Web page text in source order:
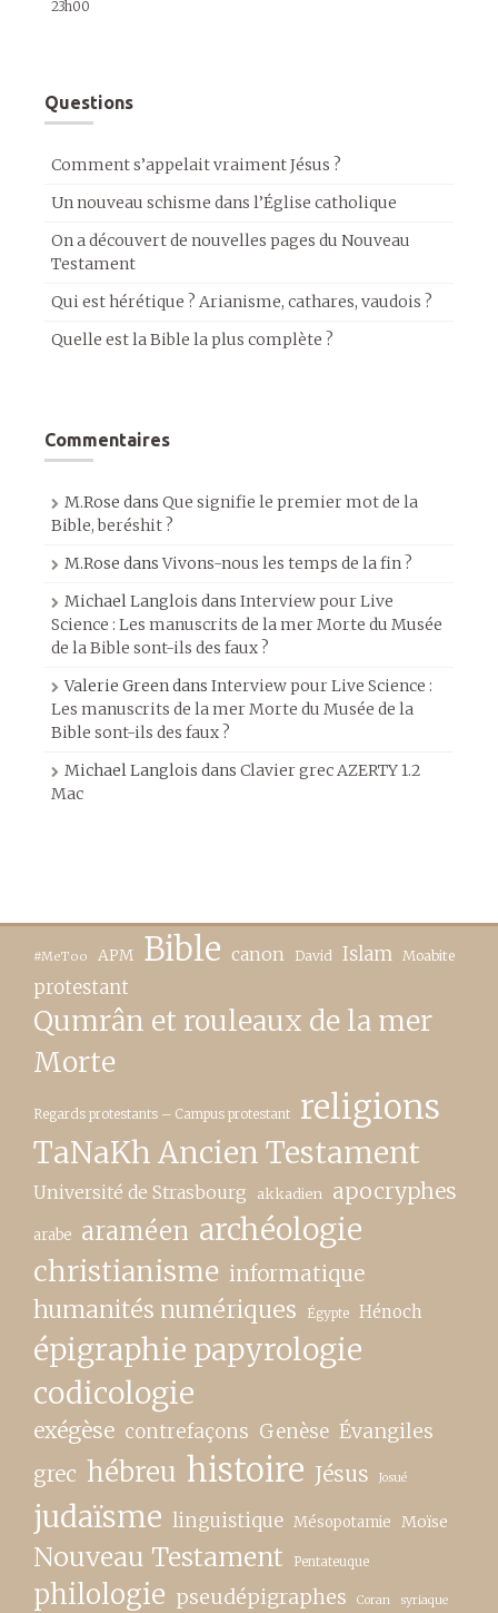
23h00
Questions
Comment s’appelait vraiment Jésus ?
Un nouveau schisme dans l’Église catholique
On a découvert de nouvelles pages du Nouveau
Testament
Qui est hérétique ? Arianisme, cathares, vaudois ?
Quelle est la Bible la plus complète ?
Commentaires
M.Rose dans Que signifie le premier mot de la
Bible, beréshit ?
M.Rose dansVivons-nous les temps de la fin ?
Michael Langlois dans Interview pour Live
Science : Les manuscrits de la mer Morte du Musée
de la Bible sont-ils des faux ?
Valerie Greendans Interview pour Live Science :
Les manuscrits de la mer Morte du Musée de la
Bible sont-ils des faux ?
Michael Langlois dans Clavier grec AZERTY 1.2
Mac
#MeToo APM Bible canon David Islam Moabite
protestant
Qumrân et rouleaux de la mer
Morte
Regards protestants – Campus protestant religions
TaNaKh Ancien Testament
Université de Strasbourg akkadien apocryphes
arabe araméen archéologie
christianisme informatique
humanités numériques Égypte Hénoch
épigraphie papyrologie
codicologie
exégèse contrefaçons Genèse Évangiles
grec hébreu histoire Jésus Josué
judaïsme linguistique Mésopotamie Moïse
Nouveau Testament Pentateuque
philologie pseudépigraphes Coran syriaque